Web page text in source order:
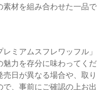
素材を組み合わせた一品で
ミアムスフレワッフル」
魅力を存分に味わってくだ
日が異なる場合や、取り
、事前にご確認の上お出